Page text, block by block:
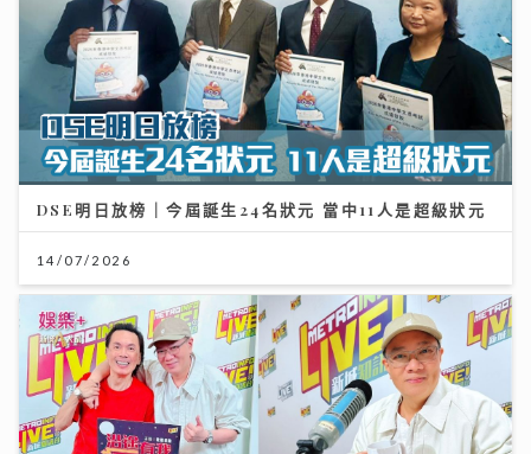
DSE明日放榜｜今屆誕生24名狀元 當中11人是超級狀元
14/07/2026